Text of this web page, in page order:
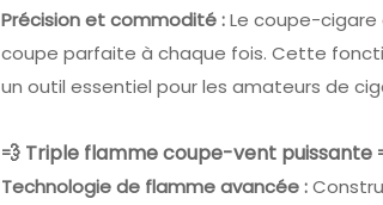
Précision et commodité :Le coupe-cigare
coupe parfaite à chaque fois. Cette
un outil essentiel pour les amateurs de
💨 Triple flamme coupe-vent puissante
Technologie de flamme avancée :